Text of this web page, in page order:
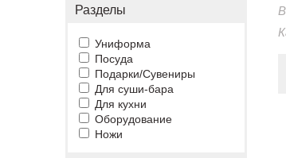
Разделы
Униформа
Посуда
Подарки/Сувениры
Для суши-бара
Для кухни
Оборудование
Ножи